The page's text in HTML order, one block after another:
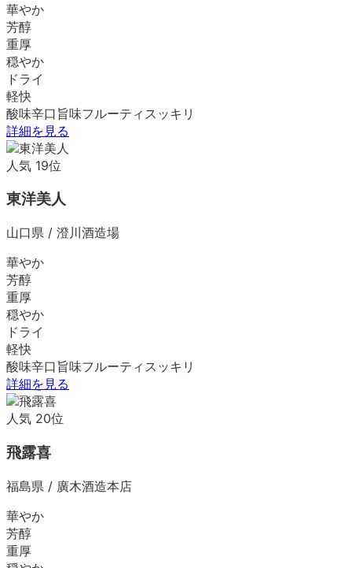
華やか
芳醇
重厚
穏やか
ドライ
軽快
酸味辛口 旨味フルーティ スッキリ
詳細を見る
人気 19位
東洋美人
山口県 / 澄川酒造場
華やか
芳醇
重厚
穏やか
ドライ
軽快
酸味辛口 旨味フルーティ スッキリ
詳細を見る
人気 20位
飛露喜
福島県 / 廣木酒造本店
華やか
芳醇
重厚